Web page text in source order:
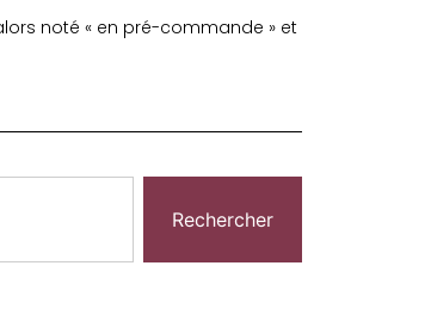
noté « en pré-commande » et
Rechercher